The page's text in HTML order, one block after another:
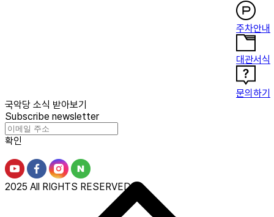
주차안내
대관서식
문의하기
국악당 소식 받아보기
Subscribe newsletter
확인
2025 All RIGHTS RESERVED.